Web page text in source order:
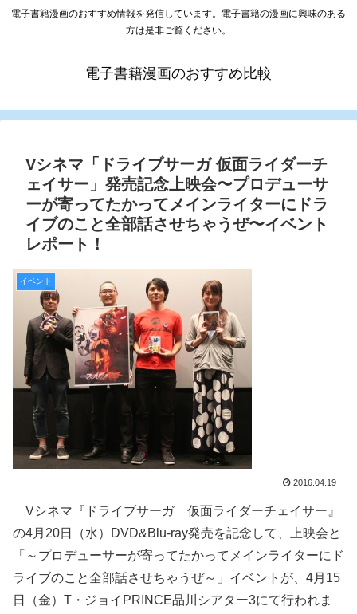
電子書籍漫画のおすすめ情報を発信しています。電子書籍の漫画に興味のある
方は是非ご覧ください。
電子書籍漫画のおすすめ比較
Vシネマ「ドライブサーガ 仮面ライダーチ
ェイサー」発売記念上映会〜プロデューサ
ーが寄ってたかってメインライターにドラ
イブのこと全部話させちゃうぜ〜イベント
レポート！
イベント
2016.04.19
Vシネマ『ドライブサーガ 仮面ライダーチェイサー』
の4月20日（水）DVD&Blu-ray発売を記念して、上映会と
「～プロデューサーが寄ってたかってメインライターにド
ライブのこと全部話させちゃうぜ～」イベントが、4月15
日（金）T・ジョイPRINCE品川シアター3にて行われま